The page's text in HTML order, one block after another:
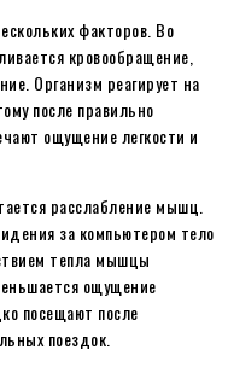
факторов. Во
кровообращение,
Организм реагирует на
после правильно
ощущение легкости и
расслабление мышц.
за компьютером тело
тепла мышцы
ощущение
посещают после
поездок.